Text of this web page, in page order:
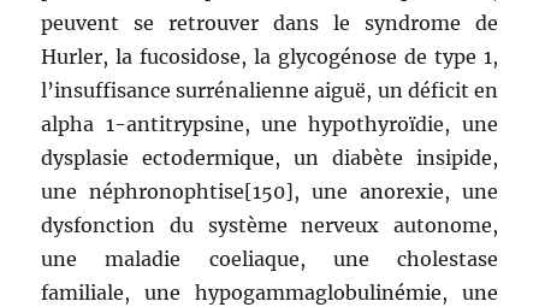
peuvent se retrouver dans le syndrome de
Hurler, la fucosidose, la glycogénose de type 1,
l’insuffisance surrénalienne aiguë, un déficit en
alpha 1-antitrypsine, une hypothyroïdie, une
dysplasie ectodermique, un diabète insipide,
une néphronophtise[150], une anorexie, une
dysfonction du système nerveux autonome,
une maladie coeliaque, une cholestase
familiale, une hypogammaglobulinémie, une